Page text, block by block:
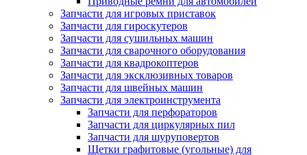
Запчасти для игровых приставок
Запчасти для гироскутеров
Запчасти для сушильных машин
Запчасти для сварочного оборудования
Запчасти для квадрокоптеров
Запчасти для эксклюзивных товаров
Запчасти для швейных машин
Запчасти для электроинструмента
Запчасти для перфораторов
Запчасти для циркулярных пил
Запчасти для шуруповертов
Щетки графитовые (угольные) для